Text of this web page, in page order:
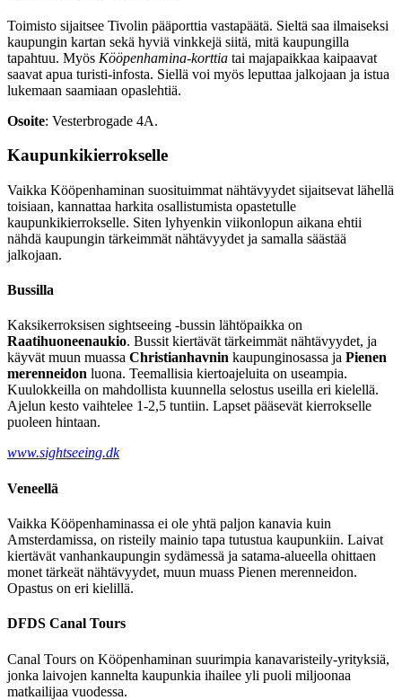
Toimisto sijaitsee Tivolin pääporttia vastapäätä. Sieltä saa ilmaiseksi
kaupungin kartan sekä hyviä vinkkejä siitä, mitä kaupungilla
tapahtuu. Myös Kööpenhamina-korttia tai majapaikkaa kaipaavat
saavat apua turisti-infosta. Siellä voi myös leputtaa jalkojaan ja istua
lukemaan saamiaan opaslehtiä.
Osoite: Vesterbrogade 4A.
Kaupunkikierrokselle
Vaikka Kööpenhaminan suosituimmat nähtävyydet sijaitsevat lähellä
toisiaan, kannattaa harkita osallistumista opastetulle
kaupunkikierrokselle. Siten lyhyenkin viikonlopun aikana ehtii
nähdä kaupungin tärkeimmät nähtävyydet ja samalla säästää
jalkojaan.
Bussilla
Kaksikerroksisen sightseeing -bussin lähtöpaikka on
Raatihuoneenaukio. Bussit kiertävät tärkeimmät nähtävyydet, ja
käyvät muun muassa Christianhavnin kaupunginosassa ja Pienen
merenneidon luona. Teemallisia kiertoajeluita on useampia.
Kuulokkeilla on mahdollista kuunnella selostus useilla eri kielellä.
Ajelun kesto vaihtelee 1-2,5 tuntiin. Lapset pääsevät kierrokselle
puoleen hintaan.
www.sightseeing.dk
Veneellä
Vaikka Kööpenhaminassa ei ole yhtä paljon kanavia kuin
Amsterdamissa, on risteily mainio tapa tutustua kaupunkiin. Laivat
kiertävät vanhankaupungin sydämessä ja satama-alueella ohittaen
monet tärkeät nähtävyydet, muun muass Pienen merenneidon.
Opastus on eri kielillä.
DFDS Canal Tours
Canal Tours on Kööpenhaminan suurimpia kanavaristeily-yrityksiä,
jonka laivojen kannelta kaupunkia ihailee yli puoli miljoonaa
matkailijaa vuodessa.